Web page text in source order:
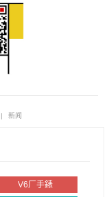
| 新闻
V6厂手錶